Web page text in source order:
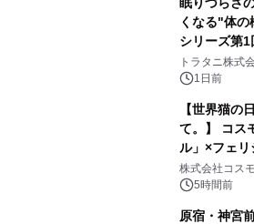
くなる"体
シリーズ第1
トラタニ株式
1日前
【世界猫の
て。】 コス
ル」×フェ
ャンペーン
株式会社コス
5時間前
原宿・神宮